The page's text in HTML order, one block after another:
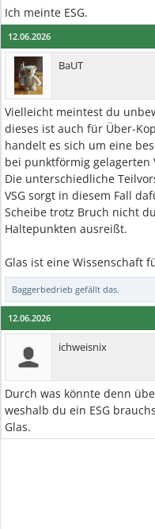
Ich meinte ESG.
12.06.2026
BaUT
Vielleicht meintest du
dieses ist auch für Über-
handelt es sich um eine
bei punktförmig gelagerten
Die unterschiedliche
VSG sorgt in diesem Fall
Scheibe trotz Bruch nicht
Haltepunkten ausreißt.
Glas ist eine Wissenschaft
Baggerbedrieb gefällt das.
12.06.2026
ichweisnix
Durch was könnte denn
weshalb du ein ESG
Glas.